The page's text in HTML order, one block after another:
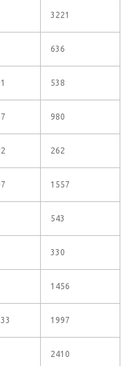
3221
636
538
980
262
1557
543
330
1456
1997
2410